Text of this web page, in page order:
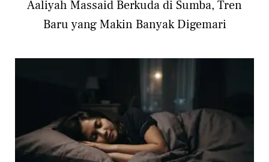
Aaliyah Massaid Berkuda di Sumba, Tren
Baru yang Makin Banyak Digemari